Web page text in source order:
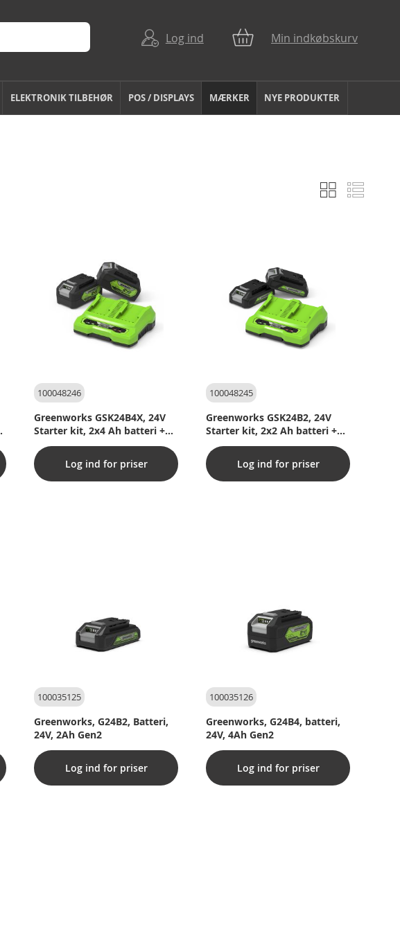
Log ind Min indkøbskurv
ELEKTRONIK TILBEHØR POS / DISPLAYS MÆRKER NYE PRODUKTER
Vis
som
GitterListe
100048246
Greenworks GSK24B4X, 24V
Starter kit, 2x4 Ah batteri +
dobbeltlader
Log ind for priser
100048245
Greenworks GSK24B2, 24V
Starter kit, 2x2 Ah batteri +
dobbeltlader
Log ind for priser
100035125
Greenworks, G24B2, Batteri,
24V, 2Ah Gen2
Log ind for priser
100035126
Greenworks, G24B4, batteri,
24V, 4Ah Gen2
Log ind for priser